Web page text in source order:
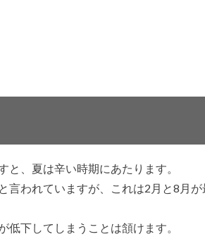
と、夏は辛い時期にあたります。
と言われていますが、これは2月と8月
低下してしまうことは頷けます。